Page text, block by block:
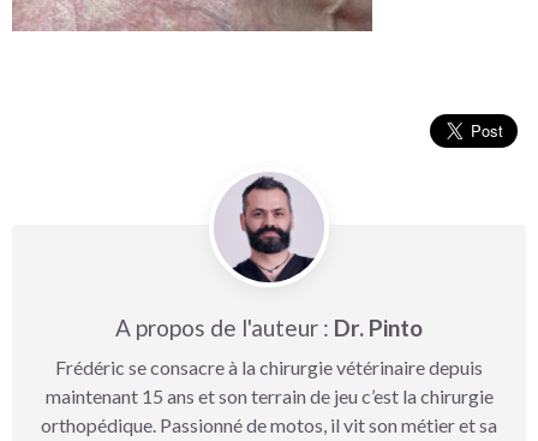
A propos de l'auteur : Dr. Pinto
Frédéric se consacre à la chirurgie vétérinaire depuis
maintenant 15 ans et son terrain de jeu c’est la chirurgie
orthopédique. Passionné de motos, il vit son métier et sa